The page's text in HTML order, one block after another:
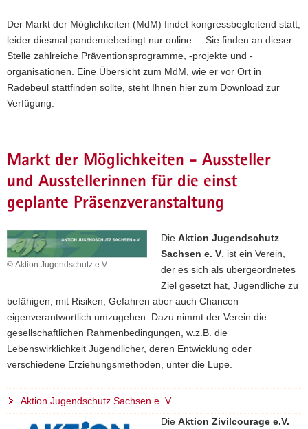
v
i
g
a
t
i
Der Markt der Möglichkeiten (MdM) findet kongressbegleitend statt,
leider diesmal pandemiebedingt nur online ... Sie finden an dieser
Stelle zahlreiche Präventionsprogramme, -projekte und -
organisationen. Eine Übersicht zum MdM, wie er vor Ort in
Radebeul stattfinden sollte, steht Ihnen hier zum Download zur
Verfügung:
Markt der Möglichkeiten - Aussteller
und Ausstellerinnen für die einst
geplante Präsenzveranstaltung
© Aktion Jugendschutz e.V.
Die Aktion Jugendschutz
Sachsen e. V. ist ein Verein,
der es sich als übergeordnetes
Ziel gesetzt hat, Jugendliche zu
befähigen, mit Risiken, Gefahren aber auch Chancen
eigenverantwortlich umzugehen. Dazu nimmt der Verein die
gesellschaftlichen Rahmenbedingungen, w.z.B. die
Lebenswirklichkeit Jugendlicher, deren Entwicklung oder
verschiedene Erziehungsmethoden, unter die Lupe.
Aktion Jugendschutz Sachsen e. V.
Die Aktion Zivilcourage e.V.